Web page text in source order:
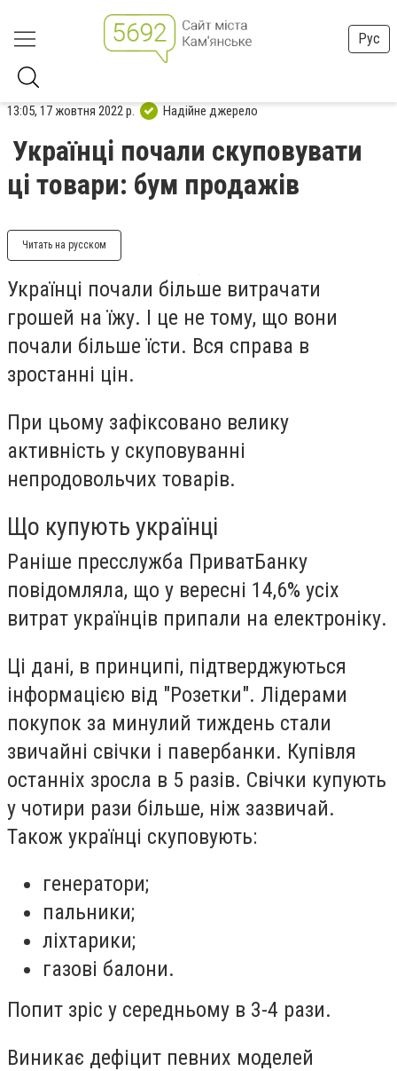
Рус
13:05, 17 жовтня 2022 р. Надійне джерело
Українці почали скуповувати
ці товари: бум продажів
Читать на русском
Українці почали більше витрачати
грошей на їжу. І це не тому, що вони
почали більше їсти. Вся справа в
зростанні цін.
При цьому зафіксовано велику
активність у скуповуванні
непродовольчих товарів.
Що купують українці
Раніше пресслужба ПриватБанку
повідомляла, що у вересні 14,6% усіх
витрат українців припали на електроніку.
Ці дані, в принципі, підтверджуються
інформацією від "Розетки". Лідерами
покупок за минулий тиждень стали
звичайні свічки і павербанки. Купівля
останніх зросла в 5 разів. Свічки купують
у чотири рази більше, ніж зазвичай.
Також українці скуповують:
генератори;
пальники;
ліхтарики;
газові балони.
Попит зріс у середньому в 3-4 рази.
Виникає дефіцит певних моделей